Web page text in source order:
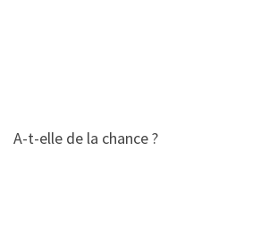
A-t-elle de la chance ?